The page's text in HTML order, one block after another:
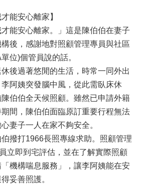
能安心離家】
才能安心離家。」這是陳伯伯在妻子
後，感謝地對照顧管理專員與社區
位)個管員說的話。
後過著悠閒的生活，時常一同外出
阿姨突發腦中風，從此需臥床休
伯伯全天候照顧。雖然已申請外籍
間，陳伯伯面臨原訂重要行程無法
妻子一人在家不夠安全。
撥打1966長照專線求助。照顧管理
立即到宅評估，並在了解實際照顧
機構喘息服務」，讓李阿姨能在安
妥善照護。